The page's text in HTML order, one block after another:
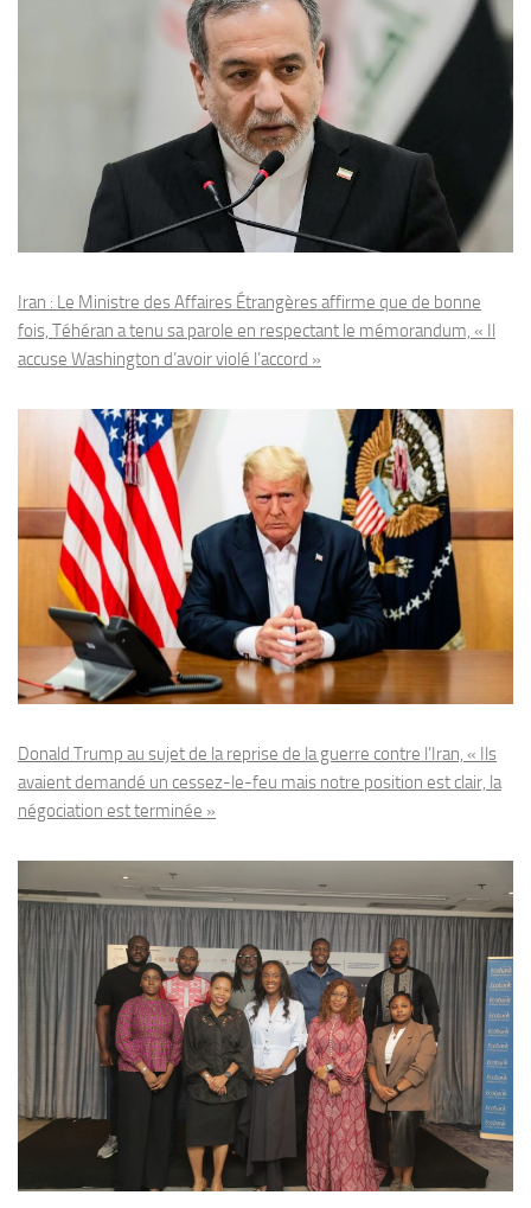
Iran : Le Ministre des Affaires Étrangères affirme que de bonne
fois, Téhéran a tenu sa parole en respectant le mémorandum, « Il
accuse Washington d’avoir violé l’accord »
Donald Trump au sujet de la reprise de la guerre contre l’Iran, « Ils
avaient demandé un cessez-le-feu mais notre position est clair, la
négociation est terminée »